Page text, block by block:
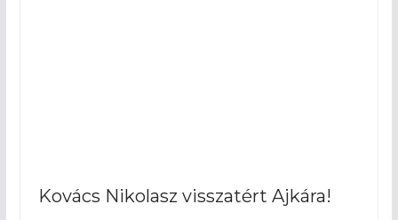
Kovács Nikolasz visszatért Ajkára!